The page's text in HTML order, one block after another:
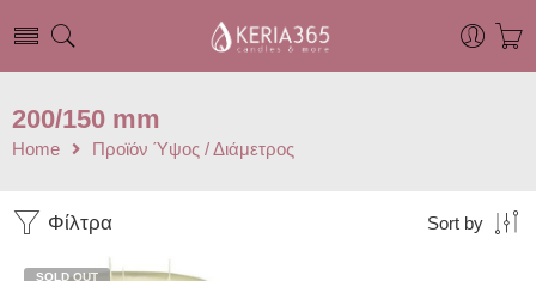
200/150 mm
Home Προϊόν Ύψος / Διάμετρος
Φίλτρα Sort by
SOLD OUT